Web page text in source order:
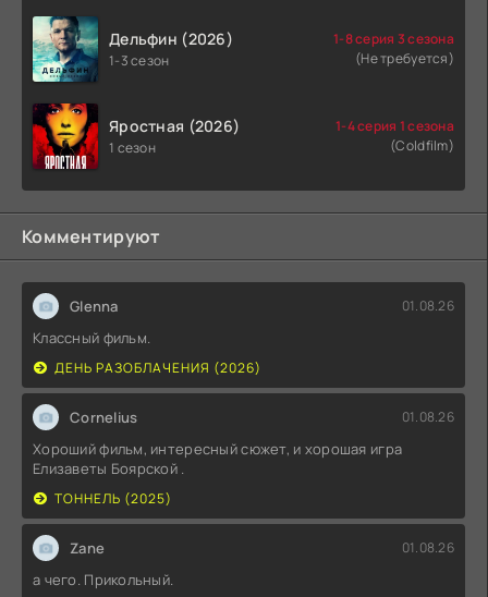
Дельфин (2026)
1-3 сезон
1-8 серия 3 сезона
(Не требуется)
Яростная (2026)
1 сезон
1-4 серия 1 сезона
(Coldfilm)
Комментируют
Glenna 01.08.26
Классный фильм.
ДЕНЬ РАЗОБЛАЧЕНИЯ (2026)
Cornelius 01.08.26
Хороший фильм, интересный сюжет, и хорошая игра
Елизаветы Боярской .
ТОННЕЛЬ (2025)
Zane 01.08.26
а чего. Прикольный.